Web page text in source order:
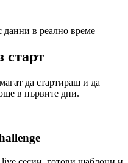
данни в реално време
старт
да стартираш и да
в първите дни.